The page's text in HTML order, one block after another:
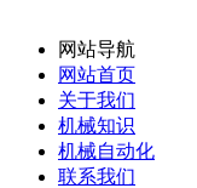
网站导航
网站首页
关于我们
机械知识
机械自动化
联系我们